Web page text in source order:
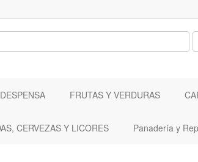
FRUTAS Y VERDURAS
CERVEZAS Y LICORES Panadería y